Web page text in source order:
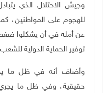
وجيش الاحتلال الذي
للهجوم على المواطنين،
عن أمله في أن يشكلوا
توفير الحماية الدولية
وأضاف أنه في ظل ما
حقيقية، وفي ظل ما